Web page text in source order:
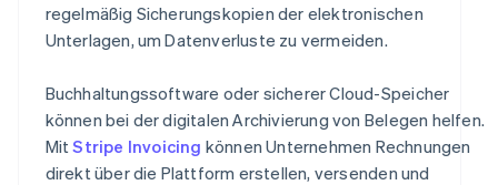
regelmäßig Sicherungskopien der elektronischen
Unterlagen, um Datenverluste zu vermeiden.
Buchhaltungssoftware oder sicherer Cloud-Speicher
können bei der digitalen Archivierung von Belegen helfen.
MitStripe Invoicing können Unternehmen Rechnungen
direkt über die Plattform erstellen, versenden und